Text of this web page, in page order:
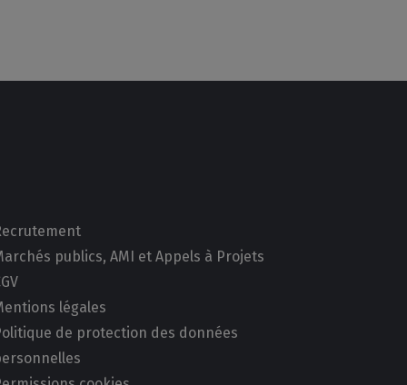
publics, AMI et Appels à Projets
légales
de protection des données